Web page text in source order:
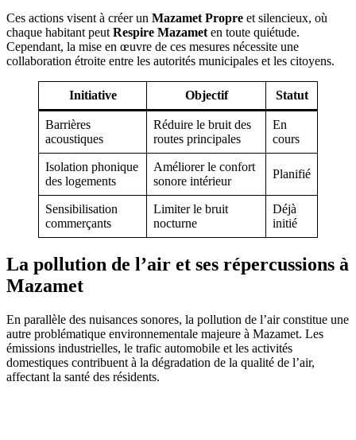
Ces actions visent à créer un Mazamet Propre et silencieux, où
chaque habitant peut Respire Mazamet en toute quiétude.
Cependant, la mise en œuvre de ces mesures nécessite une
collaboration étroite entre les autorités municipales et les citoyens.
Initiative Objectif Statut
Barrières
acoustiques
Réduire le bruit des
routes principales
En
cours
Isolation phonique
des logements
Améliorer le confort
sonore intérieur
Planifié
Sensibilisation
commerçants
Limiter le bruit
nocturne
Déjà
initié
La pollution de l’air et ses répercussions à
Mazamet
En parallèle des nuisances sonores, la pollution de l’air constitue une
autre problématique environnementale majeure à Mazamet. Les
émissions industrielles, le trafic automobile et les activités
domestiques contribuent à la dégradation de la qualité de l’air,
affectant la santé des résidents.